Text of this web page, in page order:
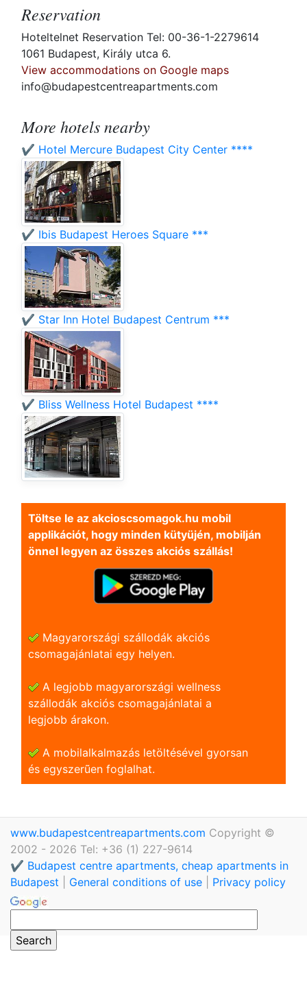
Reservation
Hoteltelnet Reservation Tel: 00-36-1-2279614
1061 Budapest, Király utca 6.
View accommodations on Google maps
info@budapestcentreapartments.com
More hotels nearby
✔️ Hotel Mercure Budapest City Center ****
✔️ Ibis Budapest Heroes Square ***
✔️ Star Inn Hotel Budapest Centrum ***
✔️ Bliss Wellness Hotel Budapest ****
Töltse le az akcioscsomagok.hu mobil
applikációt, hogy minden kütyüjén, mobilján
önnel legyen az összes akciós szállás!
Magyarországi szállodák akciós
csomagajánlatai egy helyen.
A legjobb magyarországi wellness
szállodák akciós csomagajánlatai a
legjobb árakon.
A mobilalkalmazás letöltésével gyorsan
és egyszerũen foglalhat.
www.budapestcentreapartments.com Copyright ©
2002 - 2026 Tel: +36 (1) 227-9614
✔️ Budapest centre apartments, cheap apartments in
Budapest
General conditions of use Privacy policy